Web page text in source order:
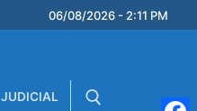
06/08/2026 - 2:11 PM
JUDICIAL